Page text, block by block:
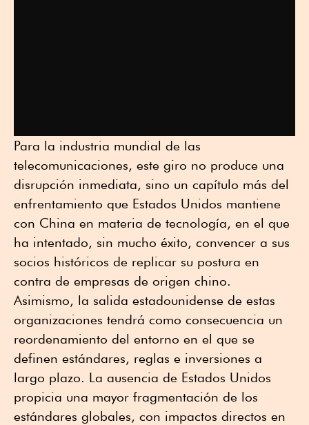
Para la industria mundial de las
telecomunicaciones, este giro no produce una
disrupción inmediata, sino un capítulo más del
enfrentamiento que Estados Unidos mantiene
con China en materia de tecnología, en el que
ha intentado, sin mucho éxito, convencer a sus
socios históricos de replicar su postura en
contra de empresas de origen chino.
Asimismo, la salida estadounidense de estas
organizaciones tendrá como consecuencia un
reordenamiento del entorno en el que se
definen estándares, reglas e inversiones a
largo plazo. La ausencia de Estados Unidos
propicia una mayor fragmentación de los
estándares globales, con impactos directos en